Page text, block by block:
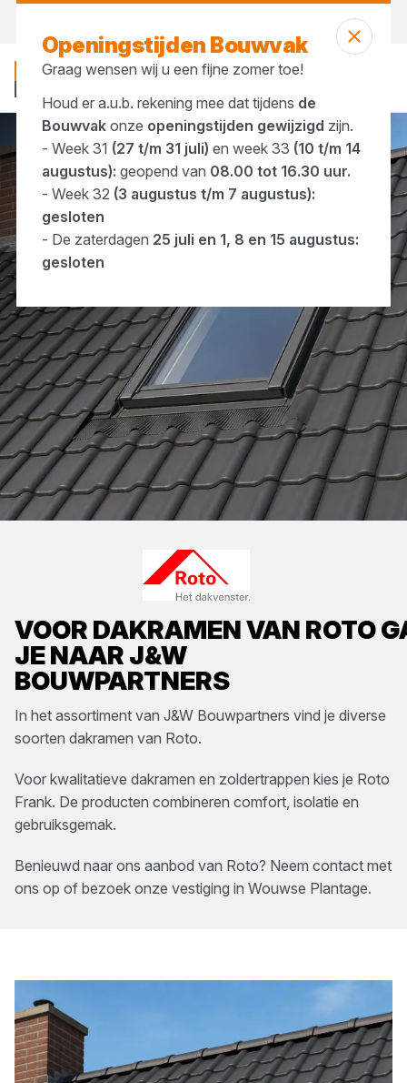
VOOR DAKRAMENVAN ROTO
JE NAAR J&W
BOUWPARTNERS
In het assortiment van J&W Bouwpartners vind je diverse
soorten dakramen van Roto.
Voor kwalitatieve dakramen en zoldertrappen kies je Roto
Frank. De producten combineren comfort, isolatie en
gebruiksgemak.
Benieuwd naar ons aanbod van Roto? Neem contact met
ons op of bezoek onze vestiging in Wouwse Plantage.
Merken Roto
Openingstijden Bouwvak
Graag wensen wij u een fijne zomer toe!
Houd er a.u.b. rekening mee dat tijdens de
Bouwvakonze openingstijden gewijzigd zijn.
- Week 31 (27 t/m 31 juli) en week 33 (10 t/m 14
augustus): geopend van 08.00 tot 16.30 uur.
- Week 32 (3 augustus t/m 7 augustus):
gesloten
- De zaterdagen 25 juli en 1, 8 en 15 augustus:
gesloten